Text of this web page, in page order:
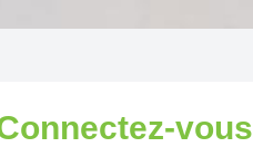
vous